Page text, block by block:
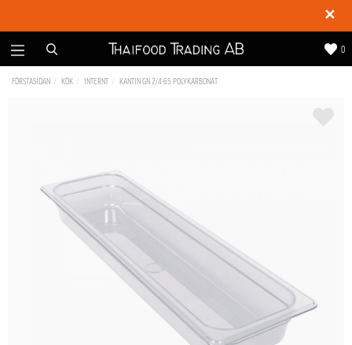
✕
0
FÖRSTASIDAN KÖK INTERNT KANTIN GN 2/4-65 POLYKARBONAT